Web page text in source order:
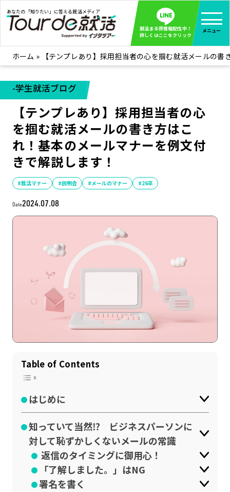
あなたの「知りたい」に答える就活メディア
就活まる得情報配信中！
詳しくはここをクリック
メニュー
就活ノウハウ 全て見る
企業まる見え！特捜部
みんなが知らない企業の裏側を徹底調査！
インタツアー活動レポ 全て見る
インタツアーを使ってどうだった？OBOG成功談
社会人インタビュー 全て見る
社会人になった今、就活を振り返ってみた
学生就活ブログ
学生ライターが教える、今就活でやるべきこと
企業・業界研究はインタツアー
記事一覧
LINE登録
サイトマップ
プライバシーポリシー
公式SNSはこちら
ホーム » 【テンプレあり】採用担当者の心を掴む就活メールの
-学生就活ブログ
【テンプレあり】採用担当者の心
を掴む就活メールの書き方はこ
れ！基本のメールマナーを例文付
きで解説します！
#就活マナー #説明会 #メールのマナー #26卒
Date2024.07.08
Table of Contents
はじめに
知っていて当然⁉ ビジネスパーソンに
対して恥ずかしくないメールの常識
返信のタイミングに御用心！
「了解しました。」はNG
署名を書く